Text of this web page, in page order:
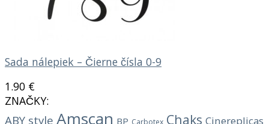
Sada nálepiek – Čierne čísla 0-9
1.90 €
ZNAČKY:
ABY style Amscan BP Chaks Cinereplicas